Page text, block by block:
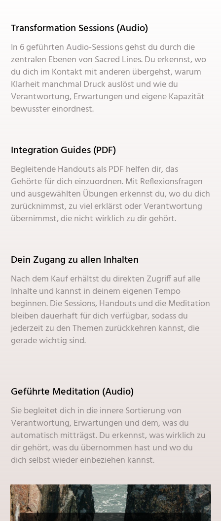
Transformation Sessions (Audio)
In 6 geführten Audio-Sessions gehst du durch die
zentralen Ebenen von Sacred Lines. Du erkennst, wo
du dich im Kontakt mit anderen übergehst, warum
Klarheit manchmal Druck auslöst und wie du
Verantwortung, Erwartungen und eigene Kapazität
bewusster einordnest.
Integration Guides (PDF)
Begleitende Handouts als PDF helfen dir, das
Gehörte für dich einzuordnen. Mit Reflexionsfragen
und ausgewählten Übungen erkennst du, wo du dich
zurücknimmst, zu viel erklärst oder Verantwortung
übernimmst, die nicht wirklich zu dir gehört.
Dein Zugang zu allen Inhalten
Nach dem Kauf erhältst du direkten Zugriff auf alle
Inhalte und kannst in deinem eigenen Tempo
beginnen. Die Sessions, Handouts und die Meditation
bleiben dauerhaft für dich verfügbar, sodass du
jederzeit zu den Themen zurückkehren kannst, die
gerade wichtig sind.
Geführte Meditation (Audio)
Sie begleitet dich in die innere Sortierung von
Verantwortung, Erwartungen und dem, was du
automatisch mitträgst. Du erkennst, was wirklich zu
dir gehört, was du übernommen hast und wo du
dich selbst wieder einbeziehen kannst.